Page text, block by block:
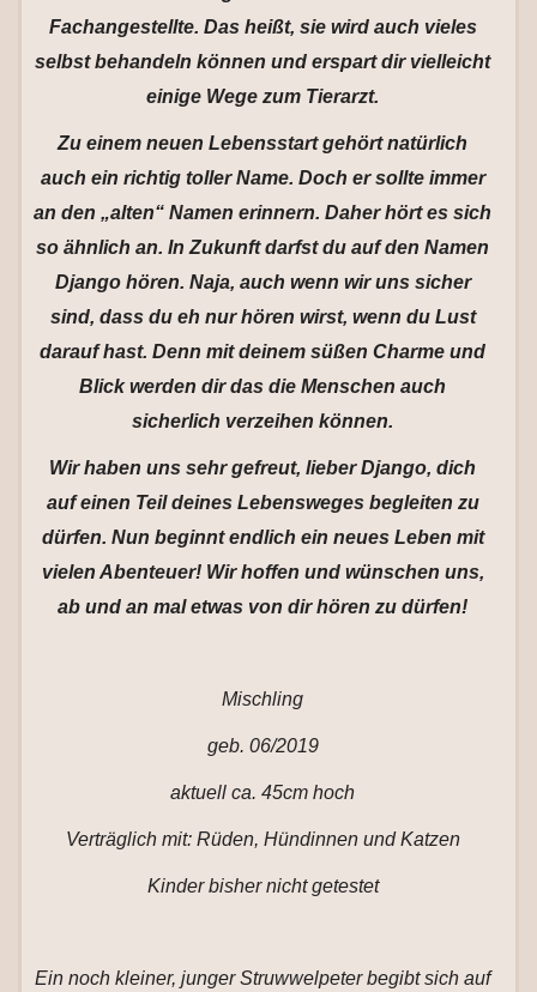
Fachangestellte. Das heißt, sie wird auch vieles
selbst behandeln können und erspart dir vielleicht
einige Wege zum Tierarzt.
Zu einem neuen Lebensstart gehört natürlich
auch ein richtig toller Name. Doch er sollte immer
an den „alten“ Namen erinnern. Daher hört es sich
so ähnlich an. In Zukunft darfst du auf den Namen
Django hören. Naja, auch wenn wir uns sicher
sind, dass du eh nur hören wirst, wenn du Lust
darauf hast. Denn mit deinem süßen Charme und
Blick werden dir das die Menschen auch
sicherlich verzeihen können.
Wir haben uns sehr gefreut, lieber Django, dich
auf einen Teil deines Lebensweges begleiten zu
dürfen. Nun beginnt endlich ein neues Leben mit
vielen Abenteuer! Wir hoffen und wünschen uns,
ab und an mal etwas von dir hören zu dürfen!
Mischling
geb. 06/2019
aktuell ca. 45cm hoch
Verträglich mit: Rüden, Hündinnen und Katzen
Kinder bisher nicht getestet
Ein noch kleiner, junger Struwwelpeter begibt sich auf